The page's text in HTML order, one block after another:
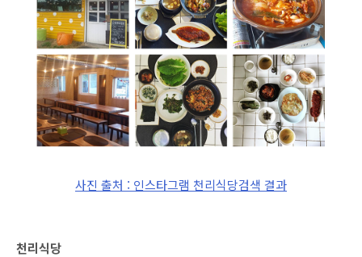
사진 출처 : 인스타그램 천리식당검색 결과
천리식당